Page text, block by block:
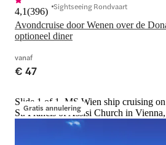
Avondcruise door Wenen over de
optioneel diner
4,1(396) Sightseeing Rondvaart
vanaf
€ 47
Gratis annulering
Slide 1 of 1, MS Wien ship cruising
St. Francis of Assisi Church in